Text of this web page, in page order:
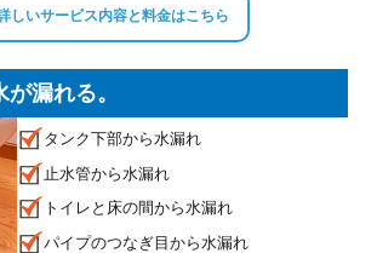
しいサービス内容と料金はこちら
が漏れる。
タンク下部から水漏れ
止水管から水漏れ
トイレと床の間から水漏れ
パイプのつなぎ目から水漏れ